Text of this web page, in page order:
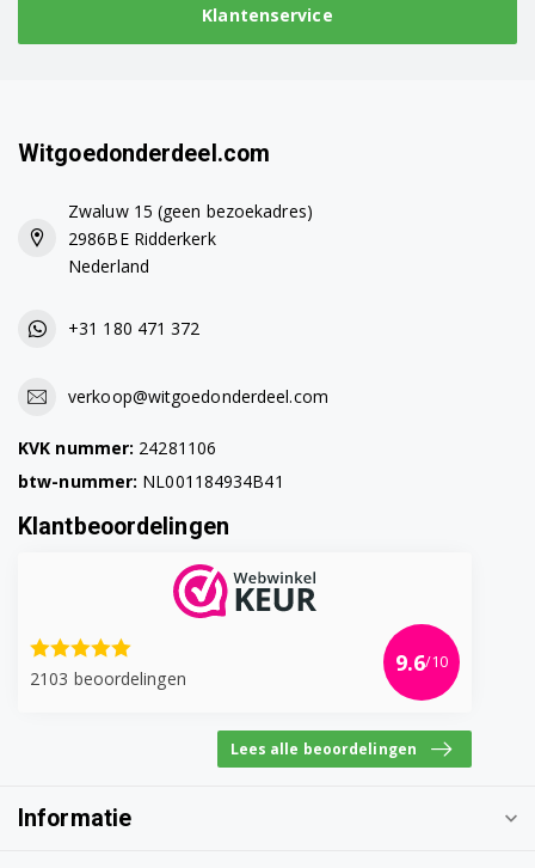
Klantenservice
Witgoedonderdeel.com
Zwaluw 15 (geen bezoekadres)
2986BE Ridderkerk
Nederland
+31 180 471 372
verkoop@witgoedonderdeel.com
KVK nummer: 24281106
btw-nummer: NL001184934B41
Klantbeoordelingen
2103 beoordelingen
9.6/10
Lees alle beoordelingen
Informatie